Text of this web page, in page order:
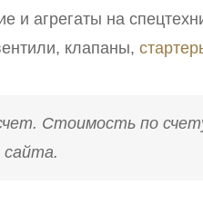
и агрегаты на
клапаны,
Стоимость по